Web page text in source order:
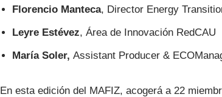
Florencio Manteca, Director Energy
Leyre Estévez, Área de Innovación RedCAU
María Soler, Assistant Producer &
En esta edición del MAFIZ, acogerá a 22